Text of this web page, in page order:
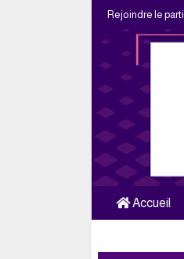
Rejoindre le parti
Accueil